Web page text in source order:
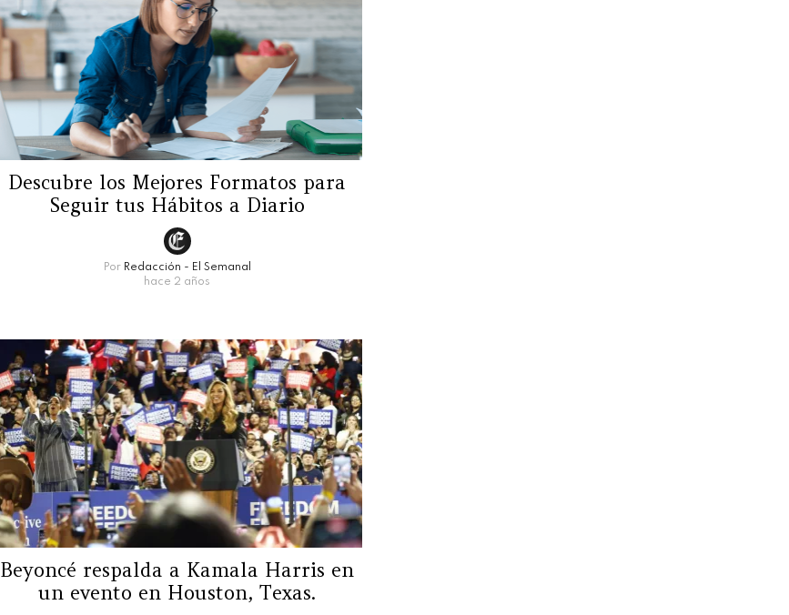
Descubre los Mejores Formatos para
Seguir tus Hábitos a Diario
Por Redacción - El Semanal
hace 2 años
Beyoncé respalda a Kamala Harris en
un evento en Houston, Texas.